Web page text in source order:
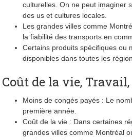
culturelles. On ne peut imaginer
des us et cultures locales.
Les grandes villes comme
la fiabilité des transports en
Certains produits spécifiques ou
disponibles dans toutes les
Coût de la vie,
Moins de congés payés : Le
première année.
Coût de la vie : Dans certaines
grandes villes comme Montréal